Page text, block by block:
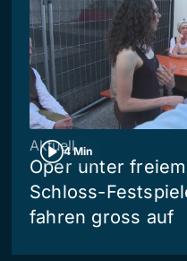
4 Min
Aktuell
Oper unter
Schloss-
fahren gross auf